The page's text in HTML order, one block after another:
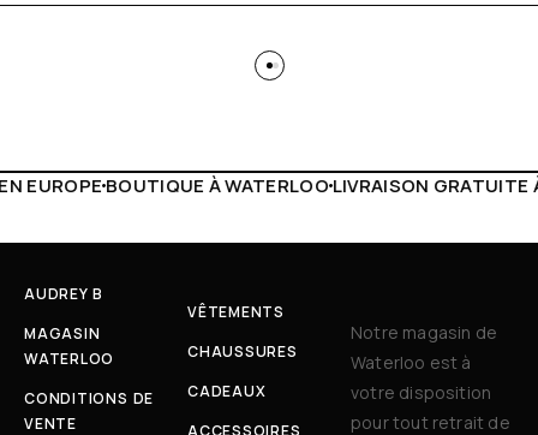
LIVRAISON GRATUITE À PARTIR DE 150€LIVE
AUDREY B
MAGASIN
WATERLOO
CONDITIONS DE
VENTE
VÊTEMENTS
CHAUSSURES
CADEAUX
ACCESSOIRES
Notre magasin de
Waterloo est à
votre disposition
pour tout retrait de